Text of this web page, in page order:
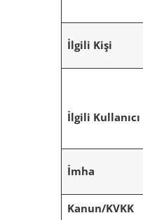
İlgili Kişi
İlgili Kullanıcı
İmha
Kanun/KVKK